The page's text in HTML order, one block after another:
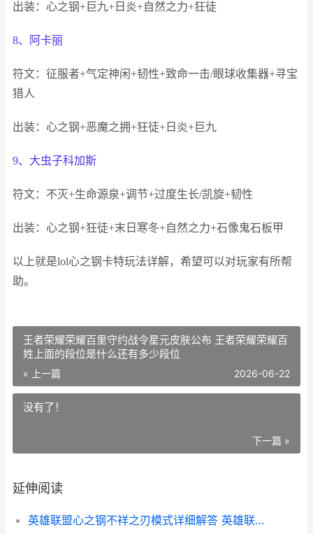
出装：心之钢+巨九+日炎+自然之力+狂徒
8、阿卡丽
符文：征服者+气定神闲+韧性+致命一击/眼球收集器+寻宝
猎人
出装：心之钢+恶魔之拥+狂徒+日炎+巨九
9、大虫子科加斯
符文：不灭+生命源泉+调节+过度生长/凯旋+韧性
出装：心之钢+狂徒+末日寒冬+自然之力+石像鬼石板甲
以上就是lol心之钢卡特玩法详解，希望可以对玩家有所帮
助。
王者荣耀荣耀百里守约战令星元皮肤公布 王者荣耀荣耀百
姓上面的段位是什么还有多少段位
« 上一篇 2026-06-22
没有了！
下一篇 »
延伸阅读
英雄联盟心之钢不祥之刃模式详细解答 英雄联盟心之钢层数怎么算的